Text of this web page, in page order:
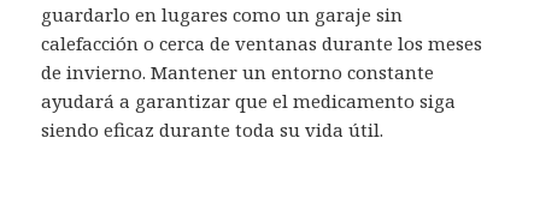
guardarlo en lugares como un garaje sin
calefacción o cerca de ventanas durante los meses
de invierno. Mantener un entorno constante
ayudará a garantizar que el medicamento siga
siendo eficaz durante toda su vida útil.